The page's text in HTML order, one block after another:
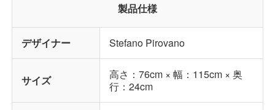
製品仕様
デザイナー Stefano Pirovano
サイズ
高さ：76cm × 幅：115cm × 奥
行：24cm